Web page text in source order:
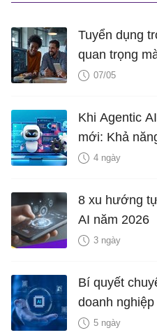
Tuyển dụng
quan trọng
07/05
Khi Agentic
mới: Khả
năng lực xử lý
4 ngày
8 xu hướng
AI năm 2026
3 ngày
Bí quyết
doanh nghiệp
5 ngày